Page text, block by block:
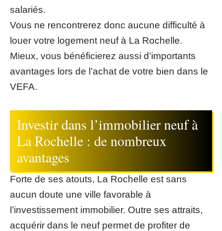
salariés.
Vous ne rencontrerez donc aucune difficulté à
louer votre logement neuf à La Rochelle.
Mieux, vous bénéficierez aussi d’importants
avantages lors de l’achat de votre bien dans le
VEFA.
Investir dans l’immobilier neuf à
La Rochelle : de nombreux
avantages
Forte de ses atouts, La Rochelle est sans
aucun doute une ville favorable à
l’investissement immobilier. Outre ses attraits,
acquérir dans le neuf permet de profiter de